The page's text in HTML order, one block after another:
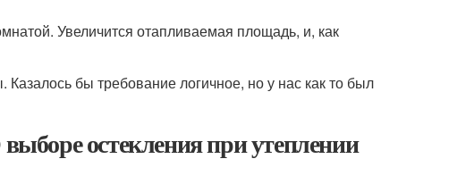
Увеличится отапливаемая площадь, и, как
бы требование логичное, но у нас как то был
остекления при утеплении